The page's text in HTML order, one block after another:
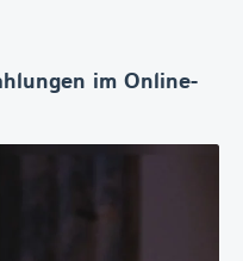
im Online-